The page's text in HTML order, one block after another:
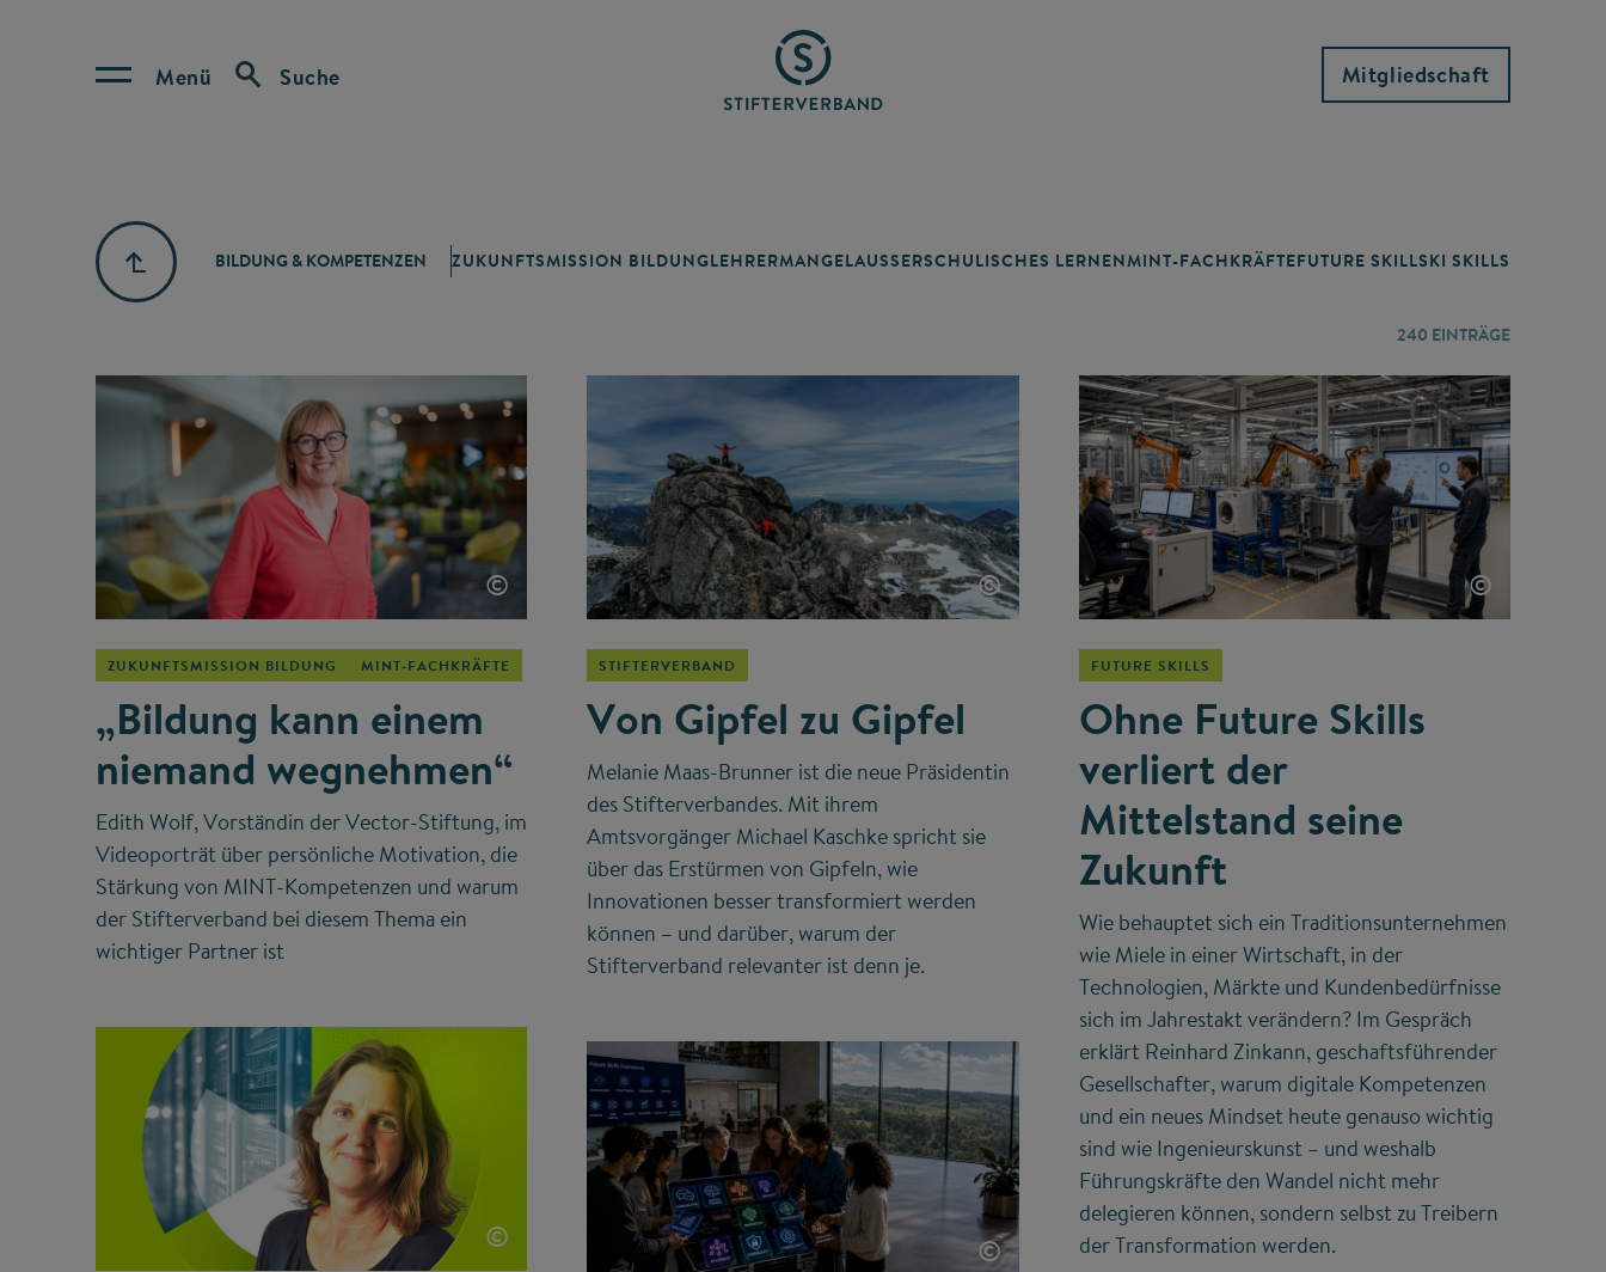
Menü Suche Mitgliedschaft
BILDUNG & KOMPETENZEN ZUKUNFTSMISSION BILDUNGLEHRERMANGELAUSSERSCHULISCHES LERNEN MINT-FACHKRÄFTEFUTURE SKILLSKI SKILLS
240 EINTRÄGE
©
ZUKUNFTSMISSION BILDUNG MINT-FACHKRÄFTE
„Bildung kann einem
niemand wegnehmen“
Edith Wolf, Vorständin der Vector-Stiftung, im
Videoporträt über persönliche Motivation, die
Stärkung von MINT-Kompetenzen und warum
der Stifterverband bei diesem Thema ein
wichtiger Partner ist
©
STIFTERVERBAND
Von Gipfel zu Gipfel
Melanie Maas-Brunner ist die neue Präsidentin
des Stifterverbandes. Mit ihrem
Amtsvorgänger Michael Kaschke spricht sie
über das Erstürmen von Gipfeln, wie
Innovationen besser transformiert werden
können – und darüber, warum der
Stifterverband relevanter ist denn je.
©
FUTURE SKILLS
Ohne Future Skills
verliert der
Mittelstand seine
Zukunft
Wie behauptet sich ein Traditionsunternehmen
wie Miele in einer Wirtschaft, in der
Technologien, Märkte und Kundenbedürfnisse
sich im Jahrestakt verändern? Im Gespräch
erklärt Reinhard Zinkann, geschaftsführender
Gesellschafter, warum digitale Kompetenzen
und ein neues Mindset heute genauso wichtig
sind wie Ingenieurskunst – und weshalb
Führungskräfte den Wandel nicht mehr
delegieren können, sondern selbst zu Treibern
der Transformation werden.
© ©